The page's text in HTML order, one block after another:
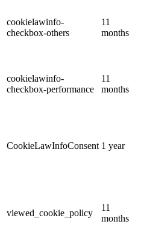
cookielawinfo-
checkbox-others
11
months
cookielawinfo-
checkbox-performance
11
months
CookieLawInfoConsent 1 year
viewed_cookie_policy
11
months